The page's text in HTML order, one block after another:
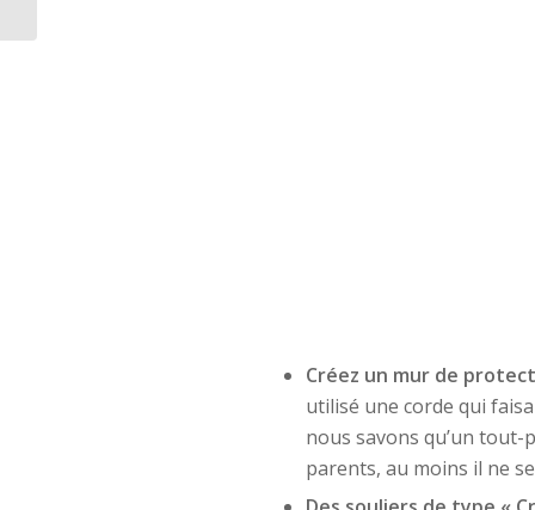
Créez un mur de
utilisé une corde qui
nous savons qu’un
parents, au moins il ne